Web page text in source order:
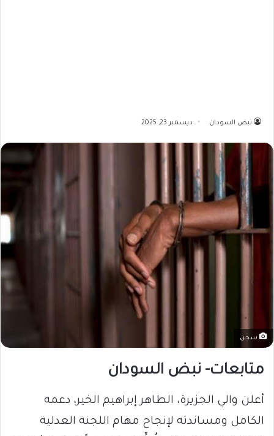
نبض السودان ديسمبر 23, 2025
سجن
متابعات- نبض السودان
​أعلن والي الجزيرة، الطاهر إبراهيم الخير، دعمه
الكامل ومساندته لإنجاح مهام اللجنة العدلية